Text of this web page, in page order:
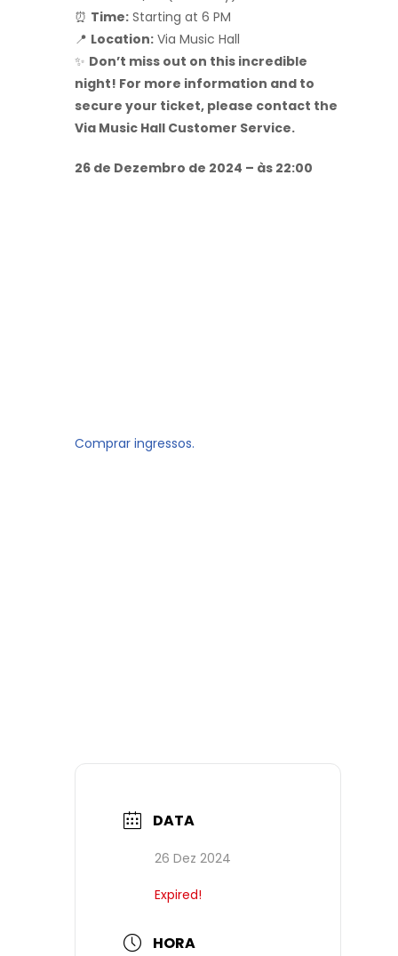
⏰ Time: Starting at 6 PM
📍 Location: Via Music Hall
✨ Don’t miss out on this incredible
night! For more information and to
secure your ticket, please contact the
Via Music Hall Customer Service.
26 de Dezembro de 2024 – às 22:00
Comprar ingressos.
DATA
26 Dez 2024
Expired!
HORA